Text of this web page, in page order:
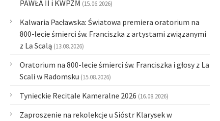
PAWŁA II i KWPZM (15.06.2026)
Kalwaria Pacławska: Światowa premiera oratorium na
800-lecie śmierci św. Franciszka z artystami związanymi
z La Scalą (13.08.2026)
Oratorium na 800-lecie śmierci św. Franciszka i głosy z La
Scali w Radomsku (15.08.2026)
Tynieckie Recitale Kameralne 2026 (16.08.2026)
Zaproszenie na rekolekcje u Sióstr Klarysek w